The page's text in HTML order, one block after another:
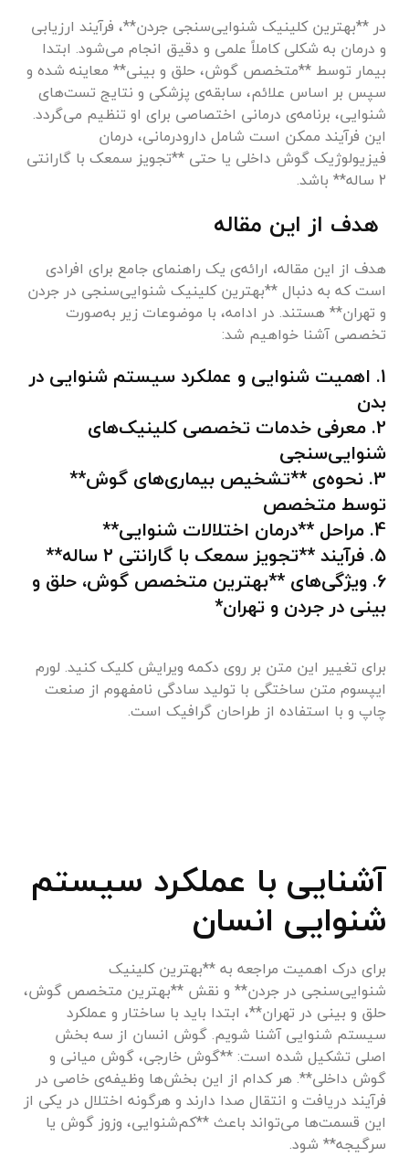
در **بهترین کلینیک شنوایی‌سنجی جردن**، فرآیند ارزیابی
و درمان به شکلی کاملاً علمی و دقیق انجام می‌شود. ابتدا
بیمار توسط **متخصص گوش، حلق و بینی** معاینه شده و
سپس بر اساس علائم، سابقه‌ی پزشکی و نتایج تست‌های
شنوایی، برنامه‌ی درمانی اختصاصی برای او تنظیم می‌گردد.
این فرآیند ممکن است شامل دارودرمانی، درمان
فیزیولوژیک گوش داخلی یا حتی **تجویز سمعک با گارانتی
۲ ساله** باشد.
هدف از این مقاله
هدف از این مقاله، ارائه‌ی یک راهنمای جامع برای افرادی
است که به دنبال **بهترین کلینیک شنوایی‌سنجی در جردن
و تهران** هستند. در ادامه، با موضوعات زیر به‌صورت
تخصصی آشنا خواهیم شد:
1. اهمیت شنوایی و عملکرد سیستم شنوایی در
بدن
2. معرفی خدمات تخصصی کلینیک‌های
شنوایی‌سنجی
3. نحوه‌ی **تشخیص بیماری‌های گوش**
توسط متخصص
4. مراحل **درمان اختلالات شنوایی**
5. فرآیند **تجویز سمعک با گارانتی ۲ ساله**
6. ویژگی‌های **بهترین متخصص گوش، حلق و
بینی در جردن و تهران*
برای تغییر این متن بر روی دکمه ویرایش کلیک کنید. لورم
ایپسوم متن ساختگی با تولید سادگی نامفهوم از صنعت
چاپ و با استفاده از طراحان گرافیک است.
آشنایی با عملکرد سیستم
شنوایی انسان
برای درک اهمیت مراجعه به **بهترین کلینیک
شنوایی‌سنجی در جردن** و نقش **بهترین متخصص گوش،
حلق و بینی در تهران**، ابتدا باید با ساختار و عملکرد
سیستم شنوایی آشنا شویم. گوش انسان از سه بخش
اصلی تشکیل شده است: **گوش خارجی، گوش میانی و
گوش داخلی**. هر کدام از این بخش‌ها وظیفه‌ی خاصی در
فرآیند دریافت و انتقال صدا دارند و هرگونه اختلال در یکی از
این قسمت‌ها می‌تواند باعث **کم‌شنوایی، وزوز گوش یا
سرگیجه** شود.